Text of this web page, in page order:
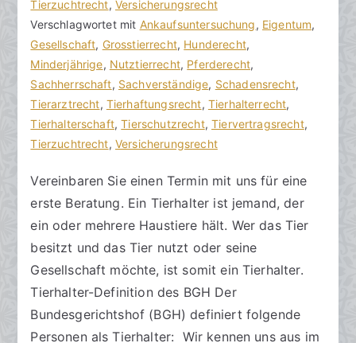
c
h
t
s
a
n
w
ä
t
e
ö
f
f
e
n
t
l
i
h
t
a
m
1
A
Tierzuchtrecht, Versicherungsrecht
Verschlagwortet mit Ankaufsuntersuchung, Eigentum,
Gesellschaft, Grosstierrecht, Hunderecht,
Minderjährige, Nutztierrecht, Pferderecht,
Sachherrschaft, Sachverständige, Schadensrecht,
Tierarztrecht, Tierhaftungsrecht, Tierhalterrecht,
Tierhalterschaft,Tierschutzrecht,Tiervertragsrecht,
Tierzuchtrecht, Versicherungsrecht
n
t
a
r
e
zu
Tierhalter
sein
Vereinbaren Sie einen Termin mit uns für eine
erste Beratung. Ein Tierhalter ist jemand, der
ein oder mehrere Haustiere hält. Wer das Tier
besitzt und das Tier nutzt oder seine
Gesellschaft möchte, ist somit ein Tierhalter.
Tierhalter-Definition des BGH Der
Bundesgerichtshof (BGH) definiert folgende
Personen als Tierhalter: Wir kennen uns aus im